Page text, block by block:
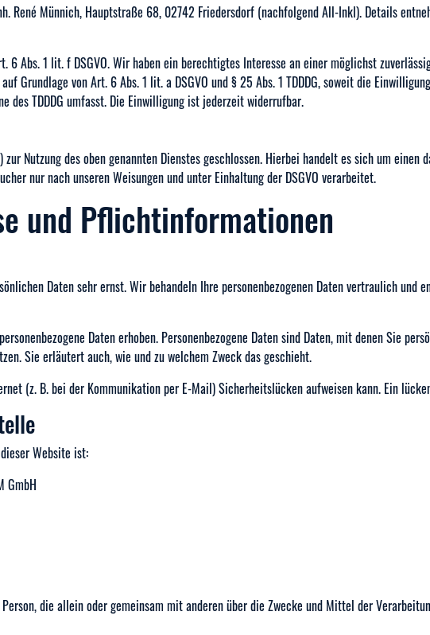
René Münnich, Hauptstraße 68, 02742 Friedersdorf (nachfolgend All-Inkl). Details
6 Abs. 1 lit. f DSGVO. Wir haben ein berechtigtes Interesse an einer möglichst
Grundlage von Art. 6 Abs. 1 lit. a DSGVO und § 25 Abs. 1 TDDDG, soweit die
des TDDDG umfasst. Die Einwilligung ist jederzeit widerrufbar.
Nutzung des oben genannten Dienstes geschlossen. Hierbei handelt es sich um
nur nach unseren Weisungen und unter Einhaltung der DSGVO verarbeitet.
und Pflicht­informationen
Daten sehr ernst. Wir behandeln Ihre personenbezogenen Daten vertraulich und
Daten erhoben. Personenbezogene Daten sind Daten, mit denen Sie
Sie erläutert auch, wie und zu welchem Zweck das geschieht.
(z. B. bei der Kommunikation per E-Mail) Sicherheitslücken aufweisen kann. Ein
Website ist:
GmbH
die allein oder gemeinsam mit anderen über die Zwecke und Mittel der